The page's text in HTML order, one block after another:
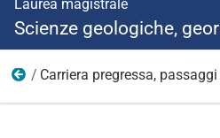
Laurea magistrale
Scienze geologiche,
Iscriversi
Carriera pregressa,